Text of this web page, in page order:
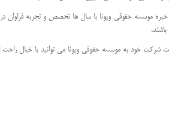
موسسه حقوقی ویونا با سال ها تخصص و تجربه فراوان
به موسسه حقوقی ویونا می توانید با خیال راحت از صفر تا 100 ثبت شرکت را بدون